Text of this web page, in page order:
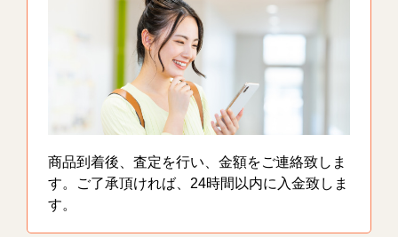
商品到着後、査定を行い、金額をご連絡致しま
す。ご了承頂ければ、24時間以内に入金致しま
す。